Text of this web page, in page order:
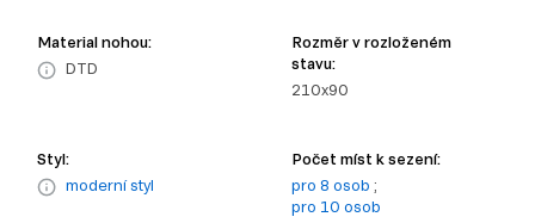
Material nohou:
DTD
Rozměr v rozloženém
stavu:
210x90
Styl:
moderní styl
Počet míst k sezení:
pro 8 osob ;
pro 10 osob